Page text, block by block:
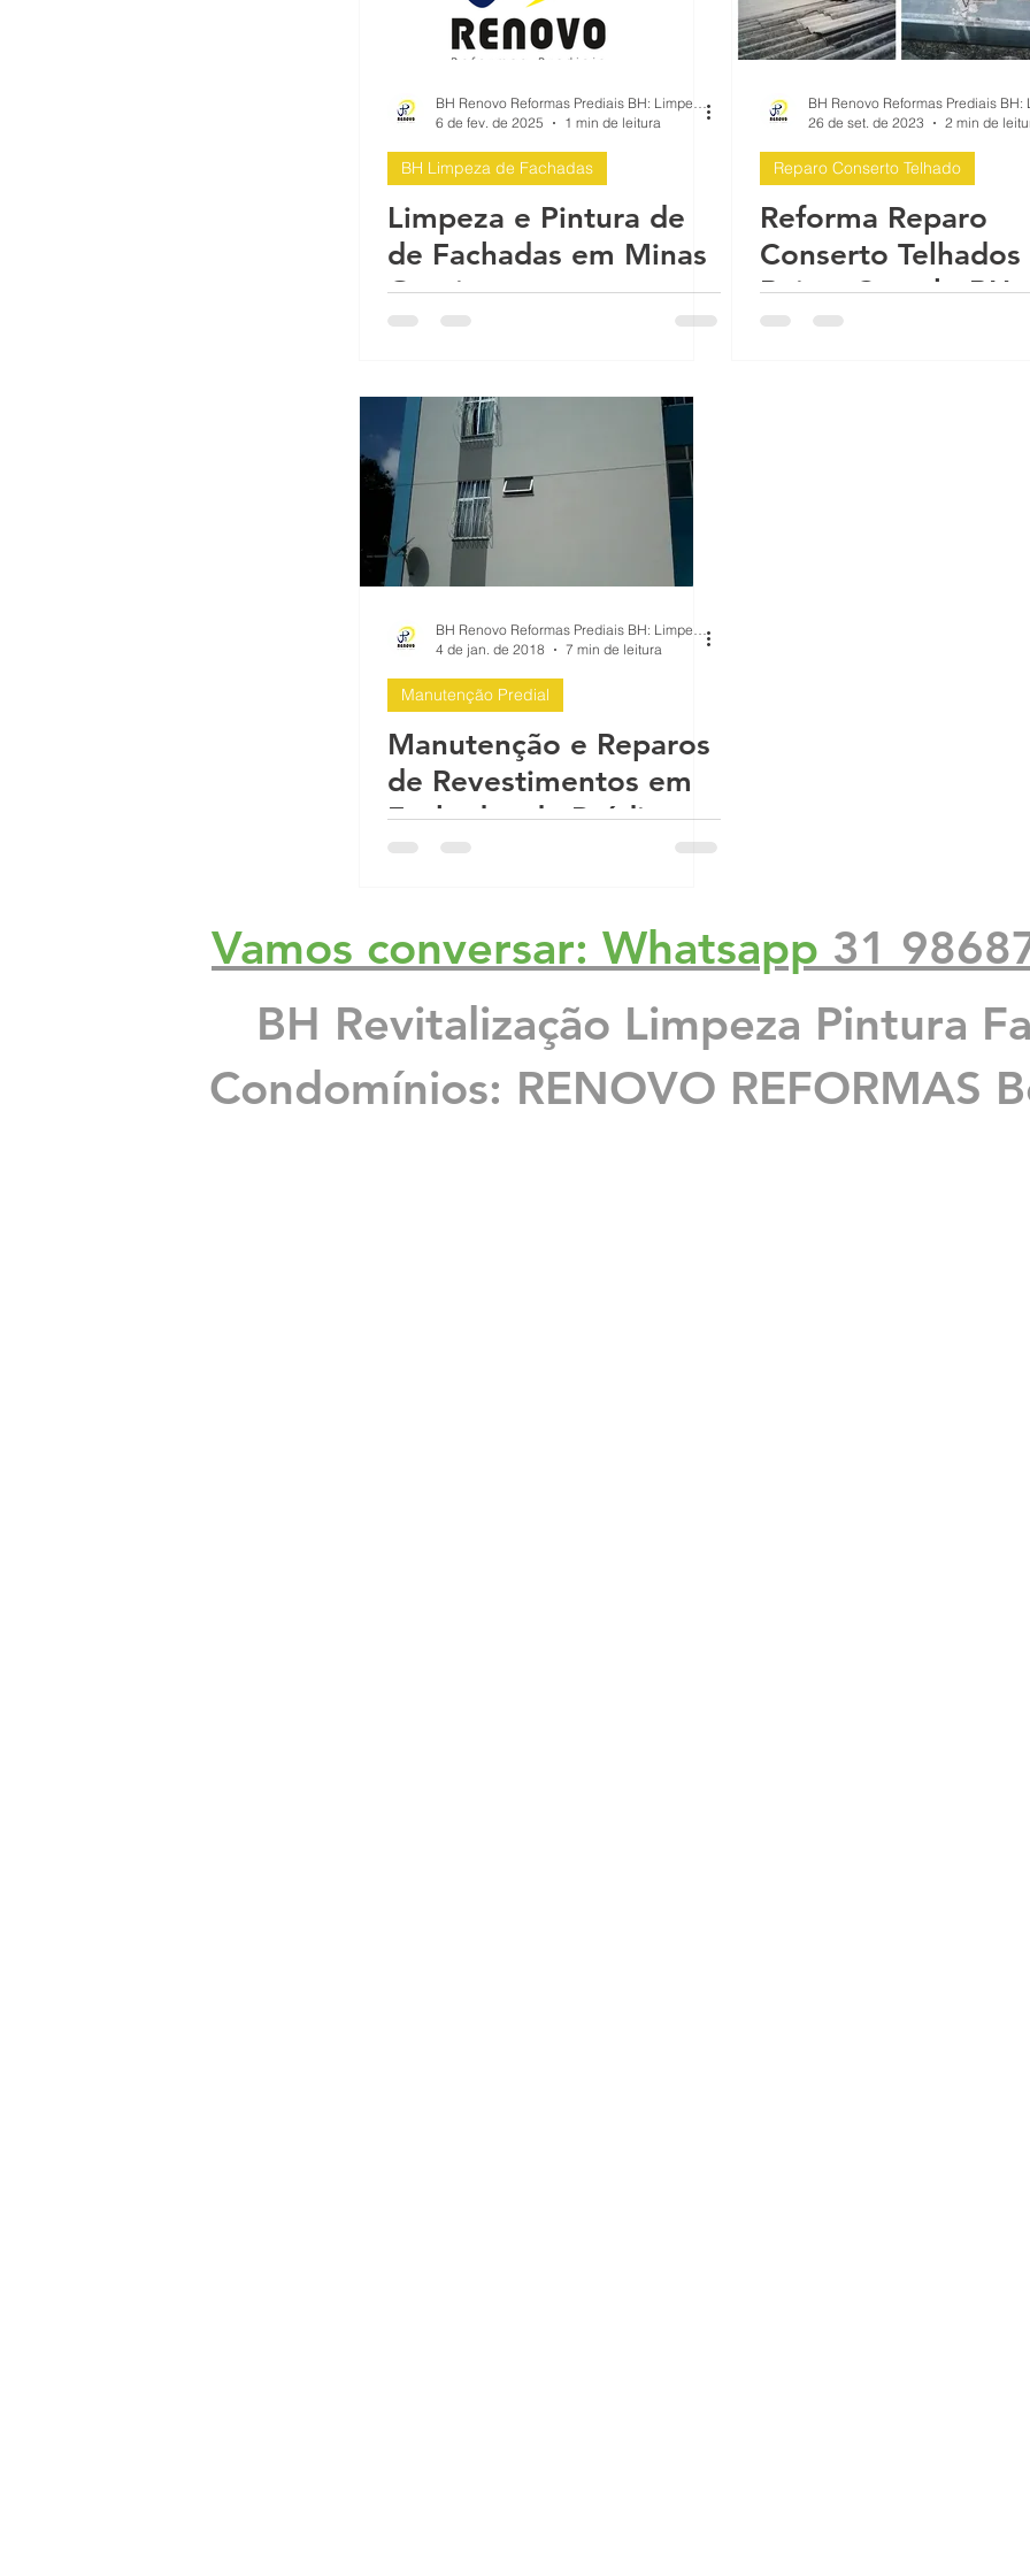
BH Renovo Reformas Prediais BH: Limpeza Manutenção Predial Fachada
6 de fev. de 2025
1 min de leitura
BH Limpeza de Fachadas
Limpeza e Pintura de
de Fachadas em Minas
Gerais
26 de set. de 2023
2 min de
Reparo Conserto Telhado
Reforma Reparo
Conserto Telhados
Bairro Castelo BH
BH Renovo Reformas Prediais BH: Limpeza Manutenção Predial Fachada
4 de jan. de 2018
7 min de leitura
Manutenção Predial
Manutenção e Reparos
de Revestimentos em
Fachadas de Prédios e
Condomínios
Vamos conversar: Whatsapp 31
BH Revitalização Limpeza Pintura
Condomínios: RENOVO REFORMAS